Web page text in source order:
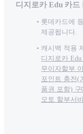
디지로카 Edu 카드
롯데카드에
제공됩니다.
캐시백 적용
디지로카
무이자할부
포인트 충전(
품권 포함)
오토 할부서